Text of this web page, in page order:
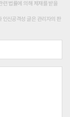
련 법률에 의해 제재를 받을
인신공격성 글은 관리자의 판